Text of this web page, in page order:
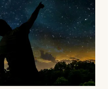
Occitanie